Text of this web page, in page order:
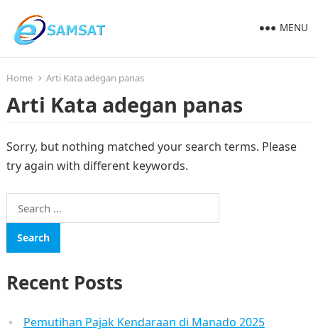
MENU
Home Arti Kata adegan panas
Arti Kata adegan panas
Sorry, but nothing matched your search terms. Please
try again with different keywords.
Search
for:
Recent Posts
Pemutihan Pajak Kendaraan di Manado 2025